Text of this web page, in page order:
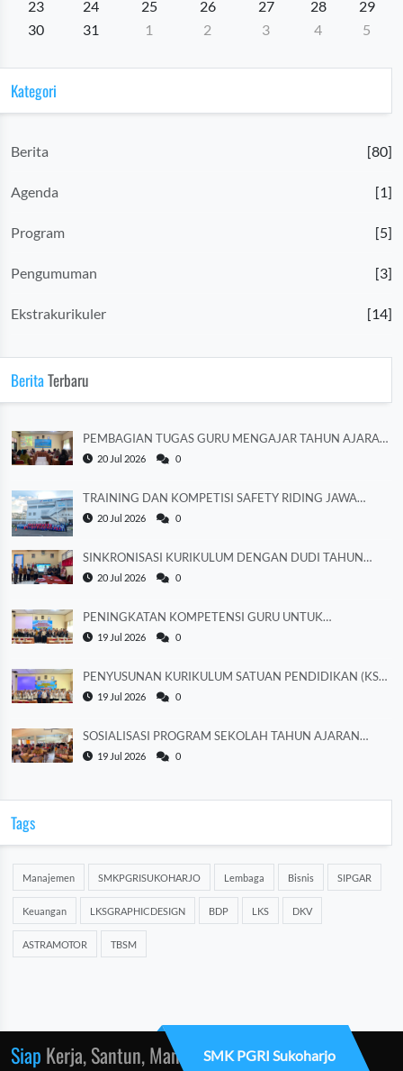
23 24 25 26 27 28
29
30
31 1 2 3 4 5
Kategori
Berita [80]
Agenda [1]
Program [5]
Pengumuman [3]
Ekstrakurikuler [14]
BeritaTerbaru
PEMBAGIAN TUGAS GURU MENGAJAR TAHUN AJARAN
2026/2027
20 Jul 2026 0
TRAINING DAN KOMPETISI SAFETY RIDING JAWA
TENGAH 2026
20 Jul 2026 0
SINKRONISASI KURIKULUM DENGAN DUDI TAHUN
AJARAN 2026/2027
20 Jul 2026 0
PENINGKATAN KOMPETENSI GURU UNTUK
MEMPERKUAT LITERASI
19 Jul 2026 0
PENYUSUNAN KURIKULUM SATUAN PENDIDIKAN (KSP)
TAHUN AJARAN 2026/2027
19 Jul 2026 0
SOSIALISASI PROGRAM SEKOLAH TAHUN AJARAN
2026/2027
19 Jul 2026 0
Tags
Manajemen SMKPGRISUKOHARJO Lembaga Bisnis SIPGAR
Keuangan LKSGRAPHICDESIGN BDP LKS DKV
ASTRAMOTOR TBSM
Siap Kerja, Santun, MandiriSMK PGRI Sukoharjo